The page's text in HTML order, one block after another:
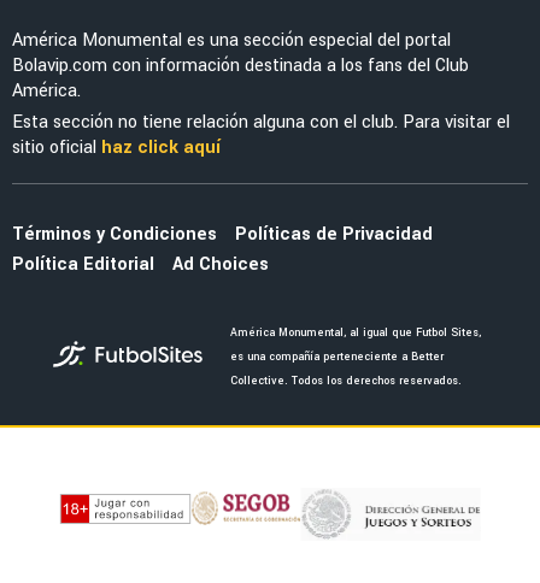
MERCADO
Jáminton Campaz guiña al América tras brillar
con Rosario Central: "Espero que..."